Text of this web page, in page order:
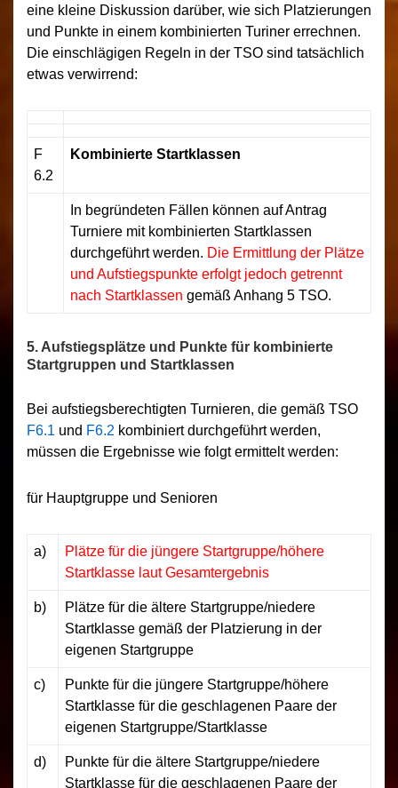
eine kleine Diskussion darüber, wie sich Platzierungen
und Punkte in einem kombinierten Turiner errechnen.
Die einschlägigen Regeln in der TSO sind tatsächlich
etwas verwirrend:
F
6.2
Kombinierte Startklassen
In begründeten Fällen können auf Antrag
Turniere mit kombinierten Startklassen
durchgeführt werden. Die Ermittlung der Plätze
und Aufstiegspunkte erfolgt jedoch getrennt
nach Startklassen gemäß Anhang 5 TSO.
5. Aufstiegsplätze und Punkte für kombinierte
Startgruppen und Startklassen
Bei aufstiegsberechtigten Turnieren, die gemäß TSO
F6.1 und F6.2 kombiniert durchgeführt werden,
müssen die Ergebnisse wie folgt ermittelt werden:
für Hauptgruppe und Senioren
a)
Plätze für die jüngere Startgruppe/höhere
Startklasse laut Gesamtergebnis
b)
Plätze für die ältere Startgruppe/niedere
Startklasse gemäß der Platzierung in der
eigenen Startgruppe
c)
Punkte für die jüngere Startgruppe/höhere
Startklasse für die geschlagenen Paare der
eigenen Startgruppe/Startklasse
d)
Punkte für die ältere Startgruppe/niedere
Startklasse für die geschlagenen Paare der